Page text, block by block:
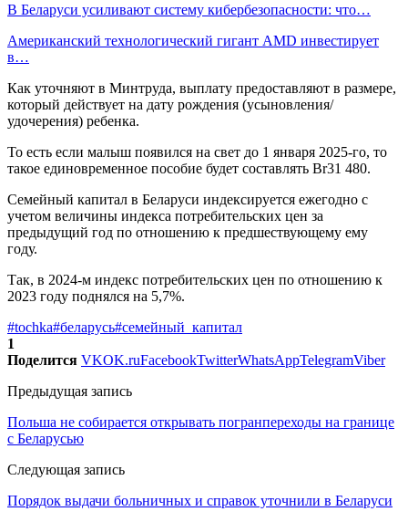
В Беларуси усиливают систему кибербезопасности: что…
Американский технологический гигант AMD инвестирует
в…
Как уточняют в Минтруда, выплату предоставляют в размере,
который действует на дату рождения (усыновления/
удочерения) ребенка.
То есть если малыш появился на свет до 1 января 2025-го, то
такое единовременное пособие будет составлять Br31 480.
Семейный капитал в Беларуси индексируется ежегодно с
учетом величины индекса потребительских цен за
предыдущий год по отношению к предшествующему ему
году.
Так, в 2024-м индекс потребительских цен по отношению к
2023 году поднялся на 5,7%.
#tochka#беларусь#семейный_капитал
1
Поделится VKOK.ruFacebookTwitterWhatsAppTelegramViber
Предыдущая запись
Польша не собирается открывать погранпереходы на границе
с Беларусью
Следующая запись
Порядок выдачи больничных и справок уточнили в Беларуси